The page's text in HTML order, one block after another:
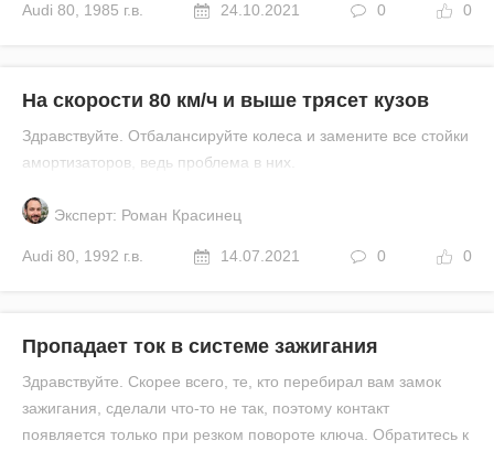
Audi 80 1985 г.в. 24.10.2021 0 0
На скорости 80 км/ч и выше трясет кузов
Здравствуйте. Отбалансируйте колеса и замените все стойки
амортизаторов, ведь проблема в них.
Эксперт: Роман Красинец
Audi 80 1992 г.в. 14.07.2021 0 0
Пропадает ток в системе зажигания
Здравствуйте. Скорее всего, те, кто перебирал вам замок
зажигания, сделали что-то не так, поэтому контакт
появляется только при резком повороте ключа. Обратитесь к